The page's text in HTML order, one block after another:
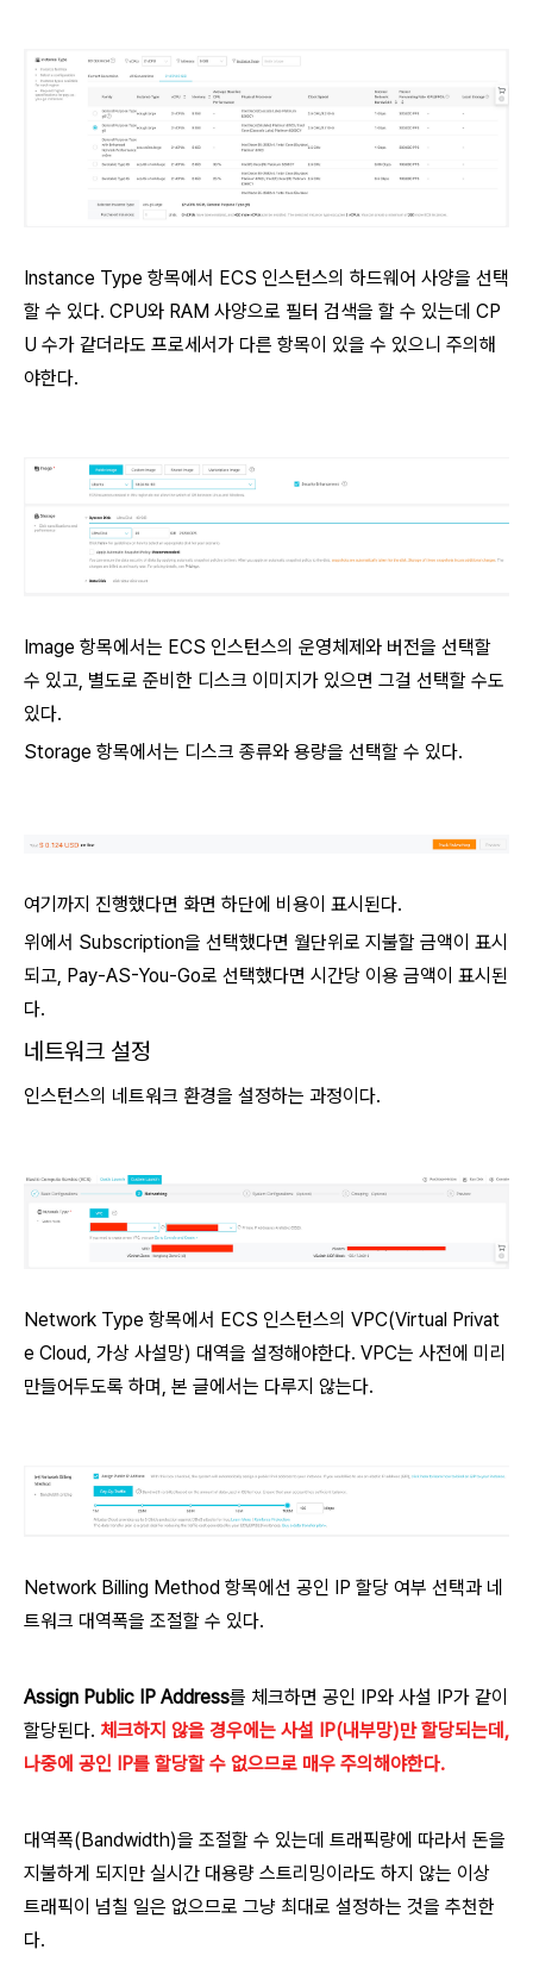
Instance Type 항목에서 ECS 인스턴스의 하드웨어 사양을 선택
할 수 있다. CPU와 RAM 사양으로 필터 검색을 할 수 있는데 CP
U 수가 같더라도 프로세서가 다른 항목이 있을 수 있으니 주의해
야한다.
Image 항목에서는 ECS 인스턴스의 운영체제와 버전을 선택할
수 있고, 별도로 준비한 디스크 이미지가 있으면 그걸 선택할 수도
있다.
Storage 항목에서는 디스크 종류와 용량을 선택할 수 있다.
여기까지 진행했다면 화면 하단에 비용이 표시된다.
위에서 Subscription을 선택했다면 월단위로 지불할 금액이 표시
되고, Pay-AS-You-Go로 선택했다면 시간당 이용 금액이 표시된
다.
네트워크 설정
인스턴스의 네트워크 환경을 설정하는 과정이다.
Network Type 항목에서 ECS 인스턴스의 VPC(Virtual Privat
e Cloud, 가상 사설망) 대역을 설정해야한다. VPC는 사전에 미리
만들어두도록 하며, 본 글에서는 다루지 않는다.
Network Billing Method 항목에선 공인 IP 할당 여부 선택과 네
트워크 대역폭을 조절할 수 있다.
Assign Public IP Address를 체크하면 공인 IP와 사설 IP가 같이
할당된다. 체크하지 않을 경우에는 사설 IP(내부망)만 할당되는데,
나중에 공인 IP를 할당할 수 없으므로 매우 주의해야한다.
대역폭(Bandwidth)을 조절할 수 있는데 트래픽량에 따라서 돈을
지불하게 되지만 실시간 대용량 스트리밍이라도 하지 않는 이상
트래픽이 넘칠 일은 없으므로 그냥 최대로 설정하는 것을 추천한
다.